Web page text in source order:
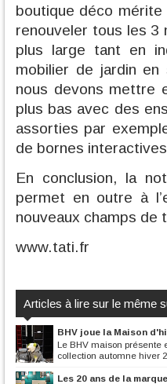
boutique déco
renouveler tous les 3
plus large tant en
mobilier de jardin en
nous devons mettre
plus bas avec des
assorties par
de bornes
En conclusion, la
permet en outre à
nouveaux champs de
www.tati.fr
Articles à lire sur le même
BHV joue la Maison
Le BHV maison présente
collection automne hiver
Les 20 ans de la